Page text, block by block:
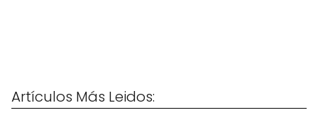
Artículos Más Leidos: